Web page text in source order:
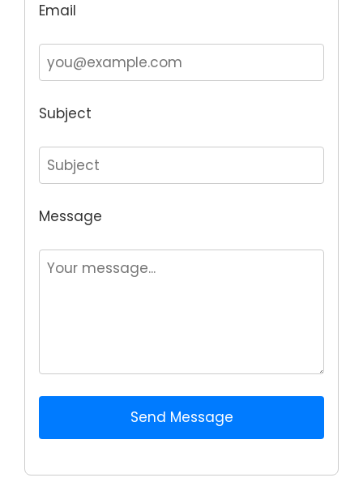
Email
Subject
Message
Send Message